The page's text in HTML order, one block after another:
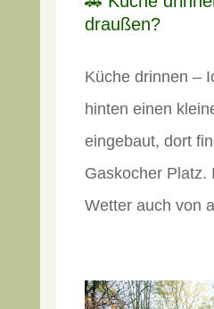
draußen?
Küche drinnen –
hinten einen
eingebaut, dort
Gaskocher Platz.
Wetter auch von